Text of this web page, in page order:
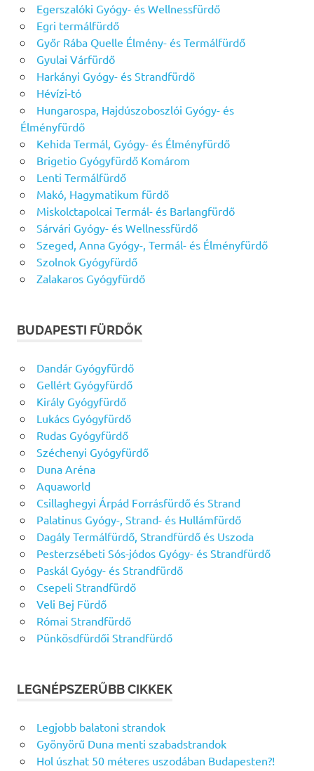
Egerszalóki Gyógy- és Wellnessfürdő
Egri termálfürdő
Győr Rába Quelle Élmény- és Termálfürdő
Gyulai Várfürdő
Harkányi Gyógy- és Strandfürdő
Hévízi-tó
Hungarospa, Hajdúszoboszlói Gyógy- és
Élményfürdő
Kehida Termál, Gyógy- és Élményfürdő
Brigetio Gyógyfürdő Komárom
Lenti Termálfürdő
Makó, Hagymatikum fürdő
Miskolctapolcai Termál- és Barlangfürdő
Sárvári Gyógy- és Wellnessfürdő
Szeged, Anna Gyógy-, Termál- és Élményfürdő
Szolnok Gyógyfürdő
Zalakaros Gyógyfürdő
BUDAPESTI FÜRDŐK
Dandár Gyógyfürdő
Gellért Gyógyfürdő
Király Gyógyfürdő
Lukács Gyógyfürdő
Rudas Gyógyfürdő
Széchenyi Gyógyfürdő
Duna Aréna
Aquaworld
Csillaghegyi Árpád Forrásfürdő és Strand
Palatinus Gyógy-, Strand- és Hullámfürdő
Dagály Termálfürdő, Strandfürdő és Uszoda
Pesterzsébeti Sós-jódos Gyógy- és Strandfürdő
Paskál Gyógy- és Strandfürdő
Csepeli Strandfürdő
Veli Bej Fürdő
Római Strandfürdő
Pünkösdfürdői Strandfürdő
LEGNÉPSZERŰBB CIKKEK
Legjobb balatoni strandok
Gyönyörű Duna menti szabadstrandok
Hol úszhat 50 méteres uszodában Budapesten?!